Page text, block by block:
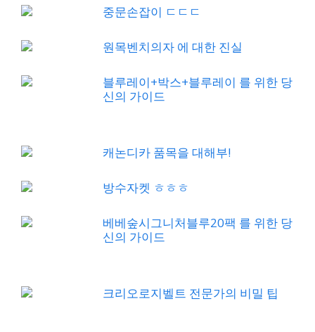
중문손잡이 ㄷㄷㄷ
원목벤치의자 에 대한 진실
블루레이+박스+블루레이 를 위한 당
신의 가이드
캐논디카 품목을 대해부!
방수자켓 ㅎㅎㅎ
베베숲시그니처블루20팩 를 위한 당
신의 가이드
크리오로지벨트 전문가의 비밀 팁